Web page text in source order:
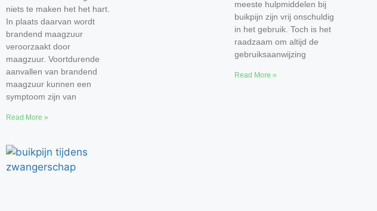
niets te maken het het hart.
In plaats daarvan wordt
brandend maagzuur
veroorzaakt door
maagzuur. Voortdurende
aanvallen van brandend
maagzuur kunnen een
symptoom zijn van
Read More »
meeste hulpmiddelen bij
buikpijn zijn vrij onschuldig
in het gebruik. Toch is het
raadzaam om altijd de
gebruiksaanwijzing
Read More »